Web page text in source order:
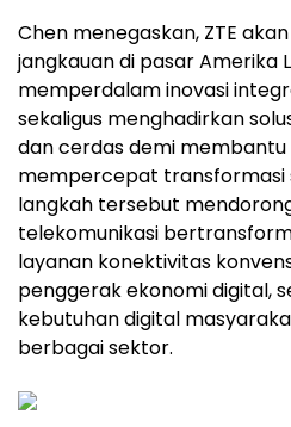
Chen menegaskan, ZTE
jangkauan di pasar Amerika
memperdalam inovasi
sekaligus menghadirkan
dan cerdas demi
mempercepat transformasi
langkah tersebut
telekomunikasi
layanan konektivitas
penggerak ekonomi digital,
kebutuhan digital
berbagai sektor.